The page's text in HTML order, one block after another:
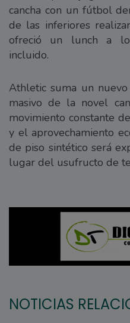
cancha con un fútbol
de las inferiores
ofreció un lunch a
incluido.
Athletic suma un
masivo de la novel
movimiento constante
y el aprovechamiento
de piso sintético será
lugar del usufructo de
NOTICIAS